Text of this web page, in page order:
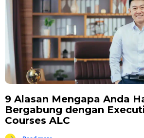
9 Alasan Mengapa Anda
Bergabung dengan
Courses ALC